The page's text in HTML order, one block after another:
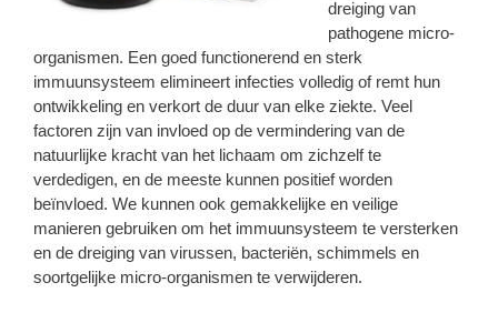
dreiging van
pathogene micro-
organismen. Een goed functionerend en sterk
immuunsysteem elimineert infecties volledig of remt hun
ontwikkeling en verkort de duur van elke ziekte. Veel
factoren zijn van invloed op de vermindering van de
natuurlijke kracht van het lichaam om zichzelf te
verdedigen, en de meeste kunnen positief worden
beïnvloed. We kunnen ook gemakkelijke en veilige
manieren gebruiken om het immuunsysteem te versterken
en de dreiging van virussen, bacteriën, schimmels en
soortgelijke micro-organismen te verwijderen.